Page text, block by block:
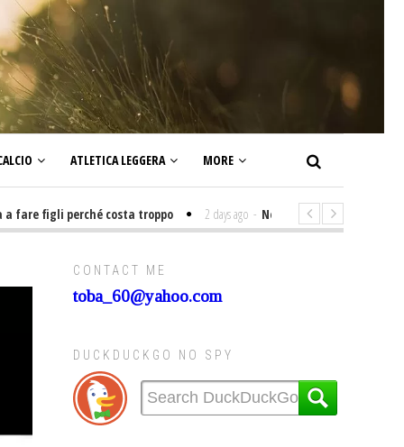
ATLETICA LEGGERA MORE
perché costa troppo 2 days ago - Non mi interesso di politica
CONTACT ME
toba_60@yahoo.com
DUCKDUCKGO NO SPY